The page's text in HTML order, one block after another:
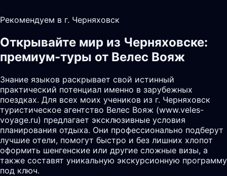
Рекомендуем в г. Черняховск
Открывайте мир из Черняховске:
премиум-туры от Велес Вояж
Знание языков раскрывает свой истинный
практический потенциал именно в зарубежных
поездках. Для всех моих учеников из г. Черняховск
туристическое агентство Велес Вояж (www.veles-
voyage.ru) предлагает эксклюзивные условия
планирования отдыха. Они профессионально подберут
лучшие отели, помогут быстро и без лишних хлопот
оформить шенгенские или другие сложные визы, а
также составят уникальную экскурсионную программу
под ключ.